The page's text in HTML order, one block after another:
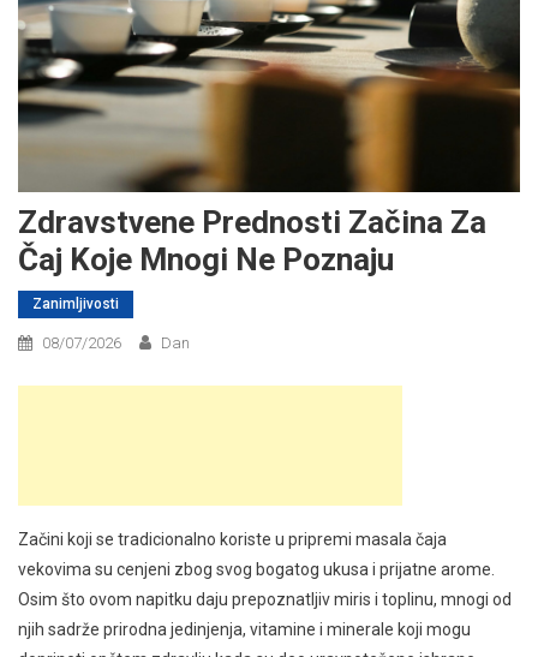
Zdravstvene Prednosti Začina Za
Čaj Koje Mnogi Ne Poznaju
Zanimljivosti
08/07/2026 Dan
Začini koji se tradicionalno koriste u pripremi masala čaja
vekovima su cenjeni zbog svog bogatog ukusa i prijatne arome.
Osim što ovom napitku daju prepoznatljiv miris i toplinu, mnogi od
njih sadrže prirodna jedinjenja, vitamine i minerale koji mogu